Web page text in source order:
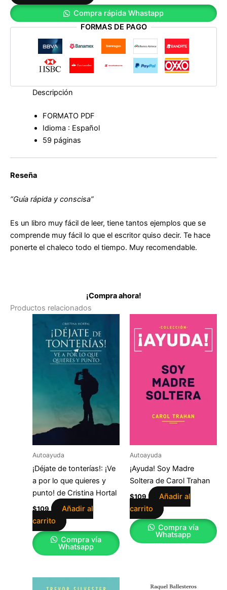
Compra rápida Whastapp
FORMAS DE PAGO
Descripción
FORMATO PDF
Idioma : Español
59 páginas
Reseña
“Guía rápida y conscisa”
Es un libro muy fácil de leer, tiene tantos ejemplos que se
comprende muy fácil lo que el escritor quiso decir. Te hace
ponerte el chaleco todo el tiempo. Muy recomendable.
¡Compra ahora!
Productos relacionados
Autoayuda
¡Déjate de tonterías!: ¡Ve
a por lo que quieres y
punto! de Cristina Hortal
$109
Añadir al
carrito
Compra vía
Whatsapp
Autoayuda
¡Ayuda! Soy Madre
Soltera de Carol Trahan
$109
Añadir al
carrito
Compra vía
Whatsapp